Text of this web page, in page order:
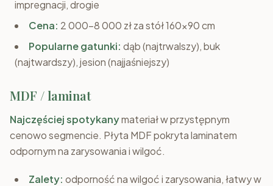
impregnacji, drogie
Cena: 2 000–8 000 zł za stół 160x90 cm
Popularne gatunki: dąb (najtrwalszy), buk
(najtwardszy), jesion (najjaśniejszy)
MDF / laminat
Najczęściej spotykanymateriał w przystępnym
cenowo segmencie. Płyta MDF pokryta laminatem
odpornym na zarysowania i wilgoć.
Zalety: odporność na wilgoć i zarysowania, łatwy w